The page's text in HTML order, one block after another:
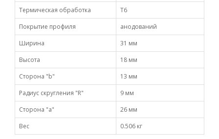
Термическая обработка
Т6
Покрытие профиля
анодований
Ширина
31 мм
Высота
18 мм
Сторона "b"
13 мм
Радиус скругления "R"
9 мм
Сторона "а"
26 мм
Вес
0.506 кг